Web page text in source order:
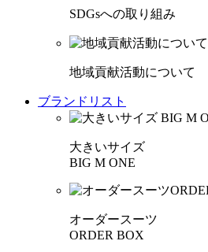
SDGsへの取り組み
地域貢献活動について
ブランドリスト
大きいサイズ
BIG M ONE
オーダースーツ
ORDER BOX